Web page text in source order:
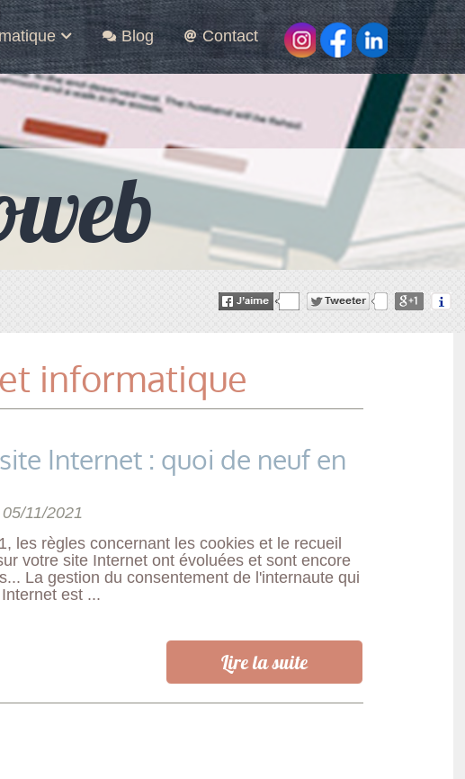
Blog Contact
informatique
Internet : quoi de neuf en
05/11/2021
les règles concernant les cookies et le recueil
votre site Internet ont évoluées et sont encore
La gestion du consentement de l'internaute qui
est ...
Lire la suite